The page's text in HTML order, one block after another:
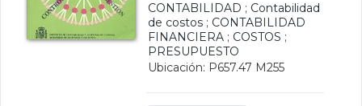
CONTABILIDAD ; Contabilidad
de costos ; CONTABILIDAD
FINANCIERA ; COSTOS ;
PRESUPUESTO
Ubicación: P657.47 M255